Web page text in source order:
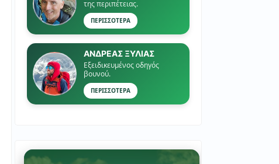
της περιπέτειας.
ΠΕΡΙΣΣΟΤΕΡΑ
ΑΝΔΡΕΑΣ ΞΥΛΙΑΣ
Εξειδικευμένος οδηγός
βουνού.
ΠΕΡΙΣΣΟΤΕΡΑ